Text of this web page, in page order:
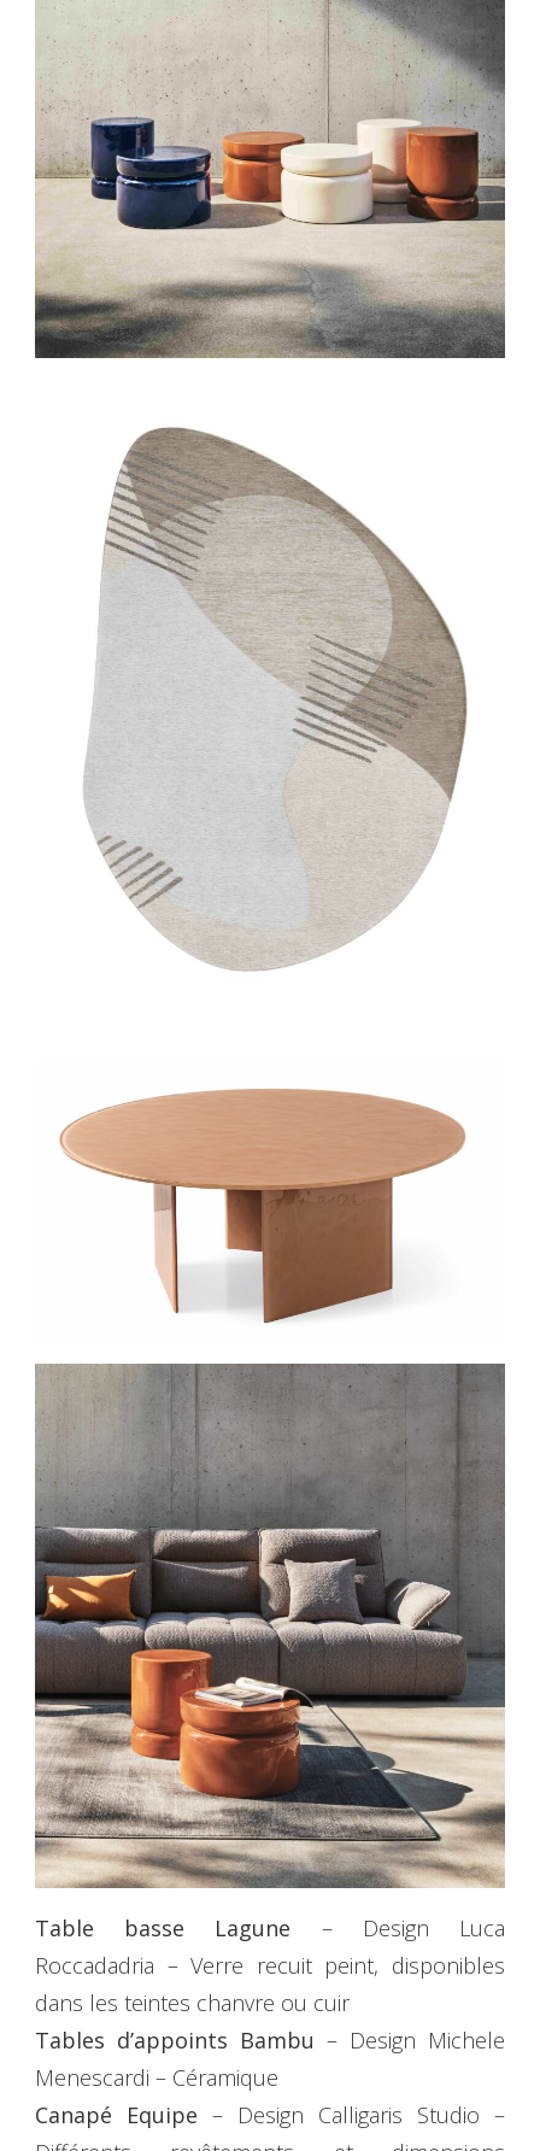
Table basse Lagune – Design Luca
Roccadadria – Verre recuit peint, disponibles
dans les teintes chanvre ou cuir
Tables d’appoints Bambu – Design Michele
Menescardi – Céramique
Canapé Equipe – Design Calligaris Studio –